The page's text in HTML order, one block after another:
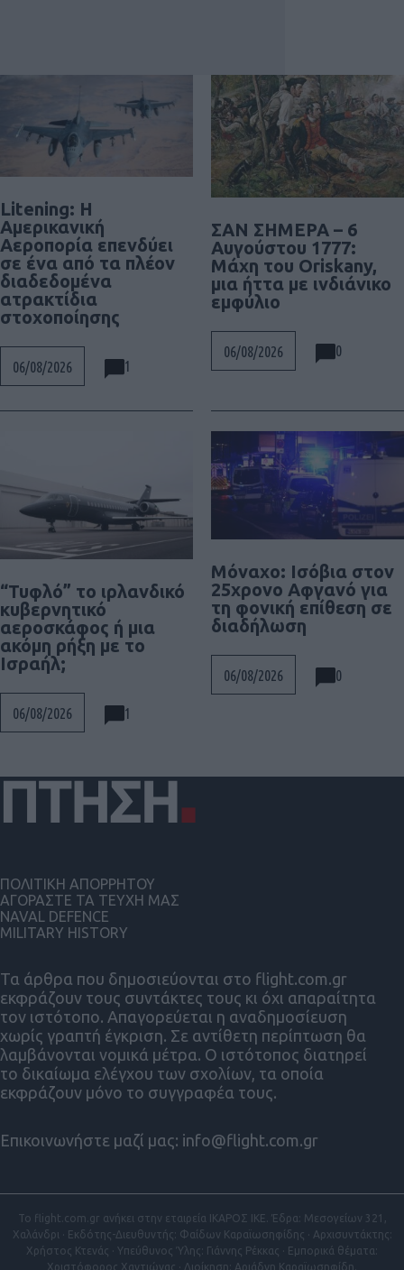
Litening: Η
Αμερικανική
Αεροπορία επενδύει
σε ένα από τα πλέον
διαδεδομένα
ατρακτίδια
στοχοποίησης
06/08/2026 1
ΣΑΝ ΣΗΜΕΡΑ – 6
Αυγούστου 1777:
Μάχη του Oriskany,
μια ήττα με ινδιάνικο
εμφύλιο
06/08/2026 0
“Τυφλό” το ιρλανδικό
κυβερνητικό
αεροσκάφος ή μια
ακόμη ρήξη με το
Ισραήλ;
06/08/2026 1
Μόναχο: Ισόβια στον
25χρονο Αφγανό για
τη φονική επίθεση σε
διαδήλωση
06/08/2026 0
Τα άρθρα που δημοσιεύονται στο flight.com.gr
εκφράζουν τους συντάκτες τους κι όχι απαραίτητα
τον ιστότοπο. Απαγορεύεται η αναδημοσίευση
χωρίς γραπτή έγκριση. Σε αντίθετη περίπτωση θα
λαμβάνονται νομικά μέτρα. Ο ιστότοπος διατηρεί
το δικαίωμα ελέγχου των σχολίων, τα οποία
εκφράζουν μόνο το συγγραφέα τους.
Επικοινωνήστε μαζί μας: info@flight.com.gr
ΠΟΛΙΤΙΚΗ ΑΠΟΡΡΗΤΟΥ
ΑΓΟΡΑΣΤΕ ΤΑ ΤΕΥΧΗ ΜΑΣ
NAVAL DEFENCE
MILITARY HISTORY
Το flight.com.gr ανήκει στην εταιρεία ΙΚΑΡΟΣ ΙΚΕ. Έδρα: Μεσογείων 321,
Χαλάνδρι · Εκδότης-Διευθυντής: Φαίδων Καραϊωσηφίδης · Αρχισυντάκτης:
Χρήστος Κτενάς · Υπεύθυνος Ύλης: Γιάννης Ρέκκας · Εμπορικά θέματα:
Χριστόφορος Χαντιώνας · Διοίκηση: Αριάδνη Καραϊωσηφίδη.